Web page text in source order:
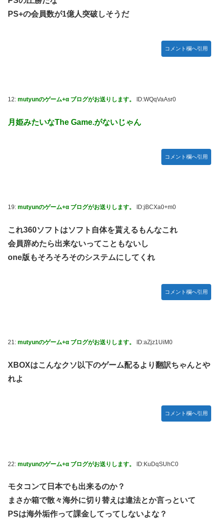
PS+の会員数が1億人突破しそうだ
コメント欄へ引用
12: mutyunのゲーム+α ブログがお送りします。 ID:WQqVaAsr0
月姫みたいなThe Game.がないじゃん
コメント欄へ引用
19: mutyunのゲーム+α ブログがお送りします。 ID:jBCXa0+m0
これ360ソフトはソフト自体を貰えるもんなこれ
会員辞めたら出来ないってこともないし
one版もそろそろそのシステムにしてくれ
コメント欄へ引用
21: mutyunのゲーム+α ブログがお送りします。 ID:aZjz1UiM0
XBOXはこんなクソ以下のゲーム配るより翻訳ちゃんとや
れよ
コメント欄へ引用
22: mutyunのゲーム+α ブログがお送りします。 ID:KuDqSUhC0
モタコンて日本でも出来るのか？
まさか箱で散々海外に切り替えは違法とか言っといて
PSは海外垢作って課金してってしないよな？